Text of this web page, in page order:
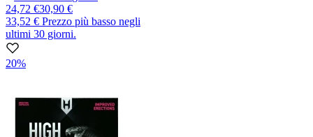
24,72 €30,90 €
33,52 € Prezzo più basso negli
ultimi 30 giorni.
20%